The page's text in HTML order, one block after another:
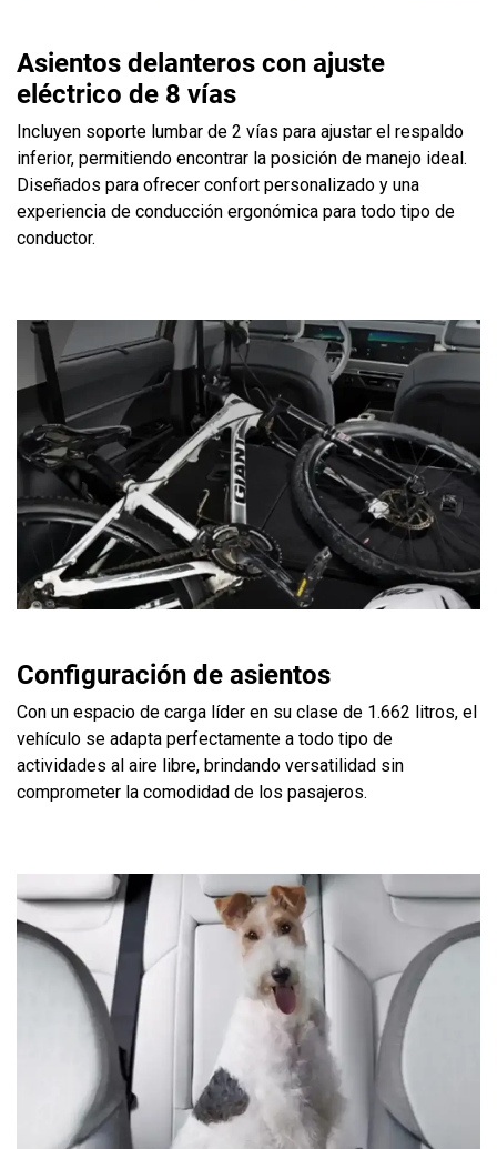
Asientos delanteros con ajuste
eléctrico de 8 vías
Incluyen soporte lumbar de 2 vías para ajustar el respaldo
inferior, permitiendo encontrar la posición de manejo ideal.
Diseñados para ofrecer confort personalizado y una
experiencia de conducción ergonómica para todo tipo de
conductor.
Configuración de asientos
Con un espacio de carga líder en su clase de 1.662 litros, el
vehículo se adapta perfectamente a todo tipo de
actividades al aire libre, brindando versatilidad sin
comprometer la comodidad de los pasajeros.